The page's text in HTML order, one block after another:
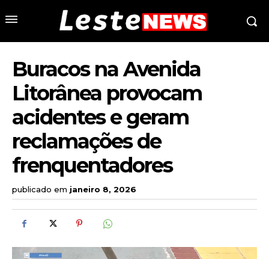
Buracos na Avenida
Litorânea provocam
acidentes e geram
reclamações de
frenquentadores
publicado em janeiro 8, 2026